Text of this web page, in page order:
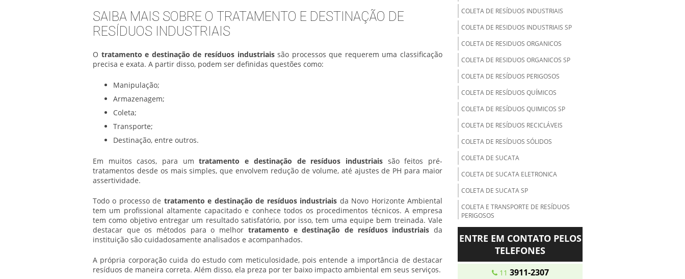
SAIBA MAIS SOBRE O TRATAMENTO E DESTINAÇÃO DE
RESÍDUOS INDUSTRIAIS
O tratamento e destinação de resíduos industriaissão processos que requerem uma classificação
precisa e exata. A partir disso, podem ser definidas questões como:
Manipulação;
Armazenagem;
Coleta;
Transporte;
Destinação, entre outros.
Em muitos casos, para umtratamento e destinação de resíduos industriaissão feitos pré-
tratamentos desde os mais simples, que envolvem redução de volume, até ajustes de PH para maior
assertividade.
Todo o processo de tratamento e destinação de resíduos industriais da Novo Horizonte Ambiental
tem um profissional altamente capacitado e conhece todos os procedimentos técnicos. A empresa
tem como objetivo entregar um resultado satisfatório, por isso, tem uma equipe bem treinada. Vale
destacar que os métodos para o melhor tratamento e destinação de resíduos industriais da
instituição são cuidadosamente analisados e acompanhados.
A própria corporação cuida do estudo com meticulosidade, pois entende a importância de destacar
resíduos de maneira correta. Além disso, ela preza por ter baixo impacto ambiental em seus serviços.
COLETA DE RESÍDUOS INDUSTRIAIS
COLETA DE RESIDUOS INDUSTRIAIS SP
COLETA DE RESIDUOS ORGANICOS
COLETA DE RESIDUOS ORGANICOS SP
COLETA DE RESÍDUOS PERIGOSOS
COLETA DE RESÍDUOS QUÍMICOS
COLETA DE RESÍDUOS QUIMICOS SP
COLETA DE RESÍDUOS RECICLÁVEIS
COLETA DE RESÍDUOS SÓLIDOS
COLETA DE SUCATA
COLETA DE SUCATA ELETRONICA
COLETA DE SUCATA SP
COLETA E TRANSPORTE DE RESÍDUOS
PERIGOSOS
QUIMICOS
COLETA E TRANSPORTE DO LIXO
COLETA E TRATAMENTO DE RESÍDUOS
ENTRE EM CONTATO PELOS
TELEFONES
11 3911-2307